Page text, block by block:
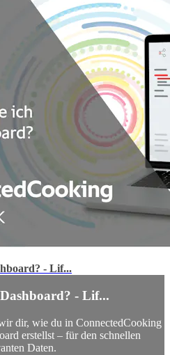
- Lif...
- Lif...
dir, wie du in ConnectedCooking
erstellst – für den schnellen
Daten.